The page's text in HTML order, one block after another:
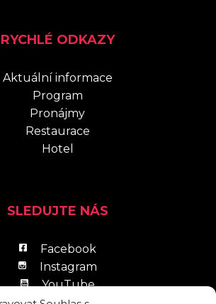
RYCHLÉ ODKAZY
Aktuální informace
Program
Pronájmy
Restaurace
Hotel
SLEDUJTE NÁS
Facebook
Instagram
YouTube